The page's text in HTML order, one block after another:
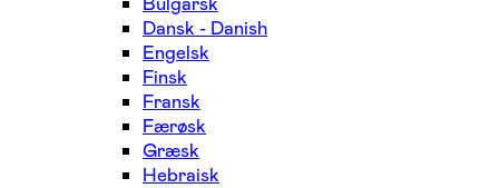
Dansk - Danish
Engelsk
Finsk
Fransk
Færøsk
Græsk
Hebraisk